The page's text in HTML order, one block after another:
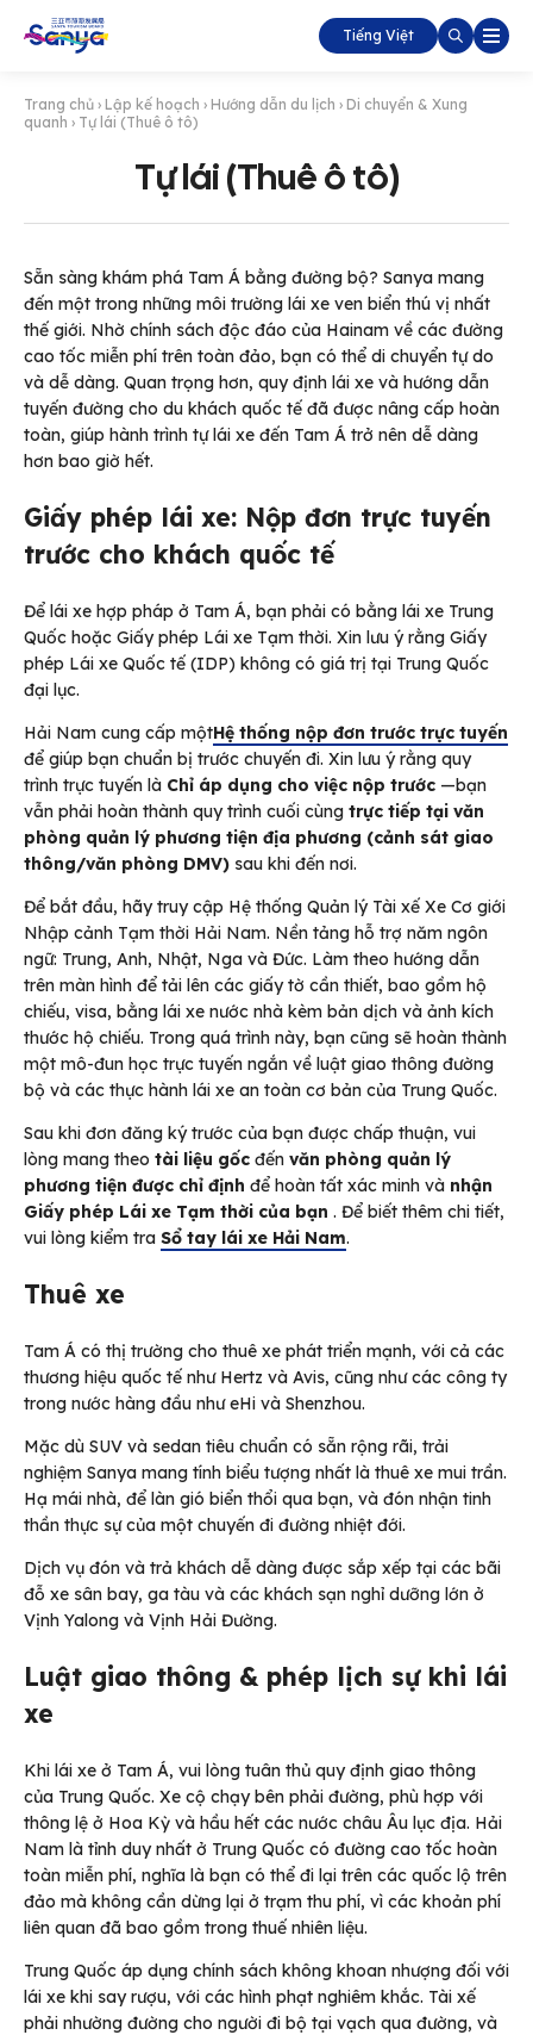
Tiếng Việt
Trang chủ › Lập kế hoạch › Hướng dẫn du lịch › Di chuyển & Xung
quanh › Tự lái (Thuê ô tô)
Tự lái (Thuê ô tô)
Sẵn sàng khám phá Tam Á bằng đường bộ? Sanya mang
đến một trong những môi trường lái xe ven biển thú vị nhất
thế giới. Nhờ chính sách độc đáo của Hainam về các đường
cao tốc miễn phí trên toàn đảo, bạn có thể di chuyển tự do
và dễ dàng. Quan trọng hơn, quy định lái xe và hướng dẫn
tuyến đường cho du khách quốc tế đã được nâng cấp hoàn
toàn, giúp hành trình tự lái xe đến Tam Á trở nên dễ dàng
hơn bao giờ hết.
Giấy phép lái xe: Nộp đơn trực tuyến
trước cho khách quốc tế
Để lái xe hợp pháp ở Tam Á, bạn phải có bằng lái xe Trung
Quốc hoặc Giấy phép Lái xe Tạm thời. Xin lưu ý rằng Giấy
phép Lái xe Quốc tế (IDP) không có giá trị tại Trung Quốc
đại lục.
Hải Nam cung cấp mộtHệ thống nộp đơn trước trực tuyến
để giúp bạn chuẩn bị trước chuyến đi. Xin lưu ý rằng quy
trình trực tuyến là Chỉ áp dụng cho việc nộp trước —bạn
vẫn phải hoàn thành quy trình cuối cùng trực tiếp tại văn
phòng quản lý phương tiện địa phương (cảnh sát giao
thông/văn phòng DMV) sau khi đến nơi.
Để bắt đầu, hãy truy cập Hệ thống Quản lý Tài xế Xe Cơ giới
Nhập cảnh Tạm thời Hải Nam. Nền tảng hỗ trợ năm ngôn
ngữ: Trung, Anh, Nhật, Nga và Đức. Làm theo hướng dẫn
trên màn hình để tải lên các giấy tờ cần thiết, bao gồm hộ
chiếu, visa, bằng lái xe nước nhà kèm bản dịch và ảnh kích
thước hộ chiếu. Trong quá trình này, bạn cũng sẽ hoàn thành
một mô-đun học trực tuyến ngắn về luật giao thông đường
bộ và các thực hành lái xe an toàn cơ bản của Trung Quốc.
Sau khi đơn đăng ký trước của bạn được chấp thuận, vui
lòng mang theo tài liệu gốc đến văn phòng quản lý
phương tiện được chỉ định để hoàn tất xác minh và nhận
Giấy phép Lái xe Tạm thời của bạn . Để biết thêm chi tiết,
vui lòng kiểm tra Sổ tay lái xe Hải Nam.
Thuê xe
Tam Á có thị trường cho thuê xe phát triển mạnh, với cả các
thương hiệu quốc tế như Hertz và Avis, cũng như các công ty
trong nước hàng đầu như eHi và Shenzhou.
Mặc dù SUV và sedan tiêu chuẩn có sẵn rộng rãi, trải
nghiệm Sanya mang tính biểu tượng nhất là thuê xe mui trần.
Hạ mái nhà, để làn gió biển thổi qua bạn, và đón nhận tinh
thần thực sự của một chuyến đi đường nhiệt đới.
Dịch vụ đón và trả khách dễ dàng được sắp xếp tại các bãi
đỗ xe sân bay, ga tàu và các khách sạn nghỉ dưỡng lớn ở
Vịnh Yalong và Vịnh Hải Đường.
Luật giao thông & phép lịch sự khi lái
xe
Khi lái xe ở Tam Á, vui lòng tuân thủ quy định giao thông
của Trung Quốc. Xe cộ chạy bên phải đường, phù hợp với
thông lệ ở Hoa Kỳ và hầu hết các nước châu Âu lục địa. Hải
Nam là tỉnh duy nhất ở Trung Quốc có đường cao tốc hoàn
toàn miễn phí, nghĩa là bạn có thể đi lại trên các quốc lộ trên
đảo mà không cần dừng lại ở trạm thu phí, vì các khoản phí
liên quan đã bao gồm trong thuế nhiên liệu.
Trung Quốc áp dụng chính sách không khoan nhượng đối với
lái xe khi say rượu, với các hình phạt nghiêm khắc. Tài xế
phải nhường đường cho người đi bộ tại vạch qua đường, và